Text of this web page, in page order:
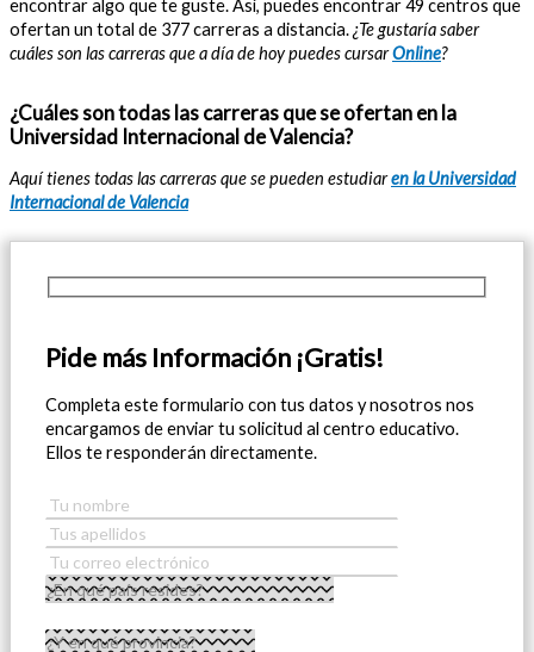
encontrar algo que te guste. Así, puedes encontrar 49 centros que
ofertan un total de 377 carreras a distancia.¿Te gustaría saber
cuáles son las carreras que a día de hoy puedes cursarOnline?
¿Cuáles son todas las carreras que se ofertan en la
Universidad Internacional de Valencia?
Aquí tienes todas las carreras que se pueden estudiaren la Universidad
Internacional de Valencia
Pide más Información ¡Gratis!
Completa este formulario con tus datos y nosotros nos
encargamos de enviar tu solicitud al centro educativo.
Ellos te responderán directamente.